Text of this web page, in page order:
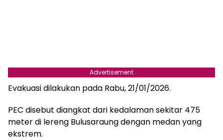
Advertisement
Evakuasi dilakukan pada Rabu, 21/01/2026.
PEC disebut diangkat dari kedalaman sekitar 475
meter di lereng Bulusaraung dengan medan yang
ekstrem.